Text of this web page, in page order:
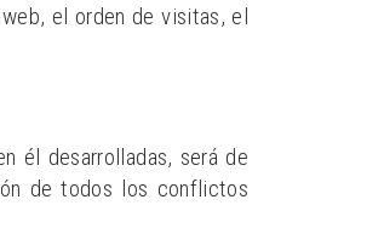
el orden de visitas, el
él desarrolladas, será de
de todos los conflictos